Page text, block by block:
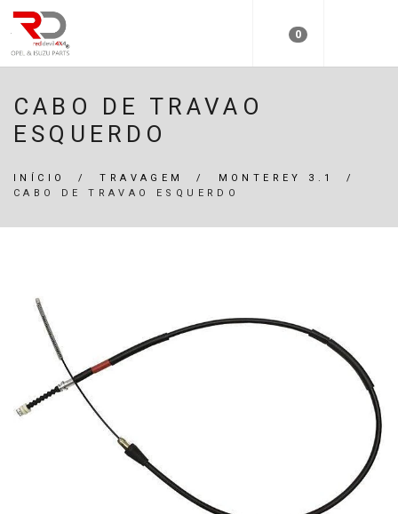
0
CABO DE TRAVAO
ESQUERDO
INÍCIO /TRAVAGEM / MONTEREY 3.1
/
CABO DE TRAVAO ESQUERDO